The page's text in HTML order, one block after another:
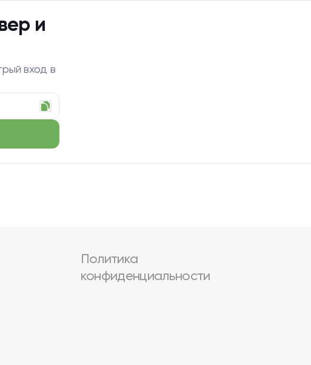
и
вход в
Политика
конфиденциальности